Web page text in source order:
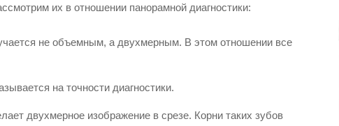
их в отношении панорамной диагностики:
не объемным, а двухмерным. В этом отношении все
на точности диагностики.
двухмерное изображение в срезе. Корни таких зубов